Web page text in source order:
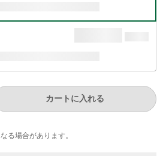
カートに入れる
る​場合が​あります。